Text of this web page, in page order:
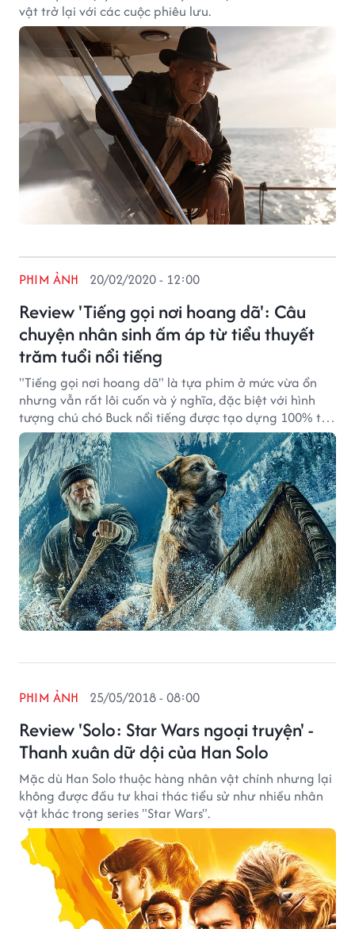
vật trở lại với các cuộc phiêu lưu.
Review 'Tiếng gọi nơi hoang dã': Câu
chuyện nhân sinh ấm áp từ tiểu thuyết
trăm tuổi nổi tiếng
PHIM ẢNH 20/02/2020 - 12:00
"Tiếng gọi nơi hoang dã" là tựa phim ở mức vừa ổn
nhưng vẫn rất lôi cuốn và ý nghĩa, đặc biệt với hình
tượng chú chó Buck nổi tiếng được tạo dựng 100% từ
CGI.
Review 'Solo: Star Wars ngoại truyện' -
Thanh xuân dữ dội của Han Solo
PHIM ẢNH 25/05/2018 - 08:00
Mặc dù Han Solo thuộc hàng nhân vật chính nhưng lại
không được đầu tư khai thác tiểu sử như nhiều nhân
vật khác trong series "Star Wars".